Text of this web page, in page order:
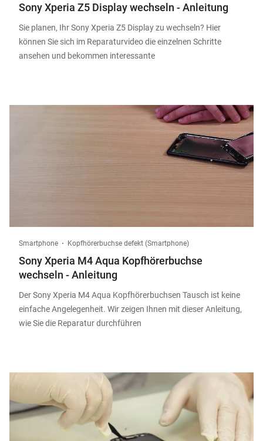
Sony Xperia Z5 Display wechseln - Anleitung
Sie planen, Ihr Sony Xperia Z5 Display zu wechseln? Hier
können Sie sich im Reparaturvideo die einzelnen Schritte
ansehen und bekommen interessante
Smartphone Kopfhörerbuchse defekt (Smartphone)
Sony Xperia M4 Aqua Kopfhörerbuchse
wechseln - Anleitung
Der Sony Xperia M4 Aqua Kopfhörerbuchsen Tausch ist keine
einfache Angelegenheit. Wir zeigen Ihnen mit dieser Anleitung,
wie Sie die Reparatur durchführen